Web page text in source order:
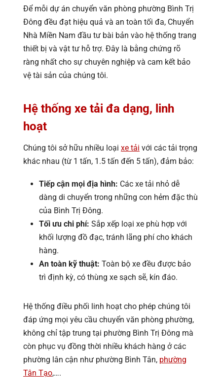
Để mỗi dự án chuyển văn phòng phường Bình Trị
Đông đều đạt hiệu quả và an toàn tối đa, Chuyển
Nhà Miền Nam đầu tư bài bản vào hệ thống trang
thiết bị và vật tư hỗ trợ. Đây là bằng chứng rõ
ràng nhất cho sự chuyên nghiệp và cam kết bảo
vệ tài sản của chúng tôi.
Hệ thống xe tải đa dạng, linh
hoạt
Chúng tôi sở hữu nhiều loại xe tải với các tải trọng
khác nhau (từ 1 tấn, 1.5 tấn đến 5 tấn), đảm bảo:
Tiếp cận mọi địa hình: Các xe tải nhỏ dễ
dàng di chuyển trong những con hẻm đặc thù
của Bình Trị Đông.
Tối ưu chi phí: Sắp xếp loại xe phù hợp với
khối lượng đồ đạc, tránh lãng phí cho khách
hàng.
An toàn kỹ thuật: Toàn bộ xe đều được bảo
trì định kỳ, có thùng xe sạch sẽ, kín đáo.
Hệ thống điều phối linh hoạt cho phép chúng tôi
đáp ứng mọi yêu cầu chuyển văn phòng phường,
không chỉ tập trung tại phường Bình Trị Đông mà
còn phục vụ đồng thời nhiều khách hàng ở các
phường lân cận như phường Bình Tân, phường
Tân Tạo,….